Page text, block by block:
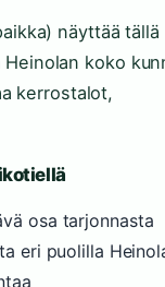
näyttää tällä
Heinolan koko
kerrostalot,
osa tarjonnasta
eri puolilla